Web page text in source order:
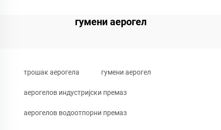
гумени аерогел
трошак аерогела гумени аерогел
аерогелов индустријски премаз
аерогелов водоотпорни премаз